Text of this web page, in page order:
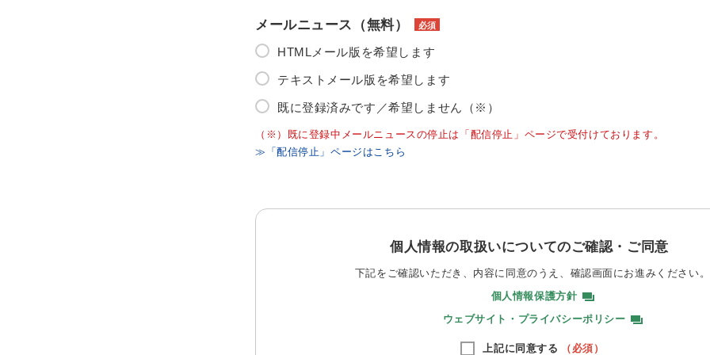
メールニュース（無料） 必須
HTMLメール版を希望します
テキストメール版を希望します
既に登録済みです／希望しません（※）
（※）既に登録中メールニュースの停止は「配信停止」ページで受付けております。
≫「配信停止」ページはこちら
個人情報の取扱いについてのご確認・ご同意
下記をご確認いただき、内容に同意のうえ、 確認画面にお進みください。
個人情報保護方針
ウェブサイト・プライバシーポリシー
上記に同意する （必須）